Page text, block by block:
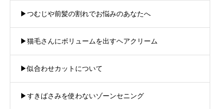
▶︎つむじや前髪の割れでお悩みのあなたへ
▶︎猫毛さんにボリュームを出すヘアクリーム
▶︎似合わせカットについて
▶︎すきばさみを使わないゾーンセニング